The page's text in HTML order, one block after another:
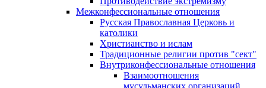
Межконфессиональные отношения
Русская Православная Церковь и
католики
Христианство и ислам
Традиционные религии против "сект"
Внутриконфессиональные отношения
Взаимоотношения
мусульманских организаций